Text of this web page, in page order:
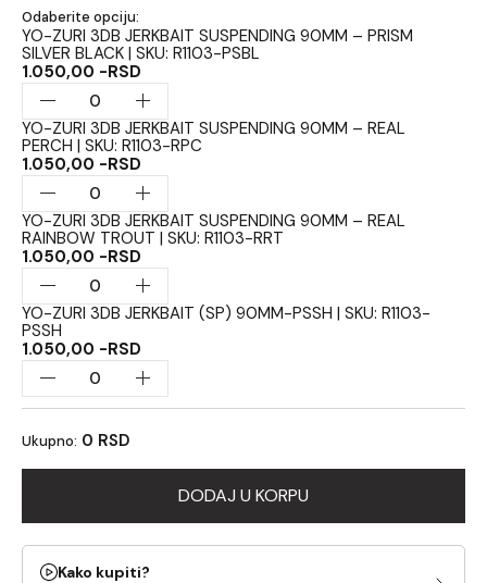
Dubina ronjenja do 1m
Veličina: 90mm
Težina: 10g
Odaberite opciju:
YO-ZURI 3DB JERKBAIT SUSPENDING 90MM – PRISM
SILVER BLACK | SKU: R1103-PSBL
1.050,00 -RSD
YO-ZURI 3DB JERKBAIT SUSPENDING 90MM – REAL
PERCH | SKU: R1103-RPC
1.050,00 -RSD
YO-ZURI 3DB JERKBAIT SUSPENDING 90MM – REAL
RAINBOW TROUT | SKU: R1103-RRT
1.050,00 -RSD
YO-ZURI 3DB JERKBAIT (SP) 90MM-PSSH | SKU: R1103-
PSSH
1.050,00 -RSD
Ukupno: 0 RSD
DODAJ U KORPU
Kako kupiti?